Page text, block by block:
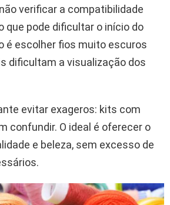
verificar a compatibilidade
que pode dificultar o início do
é escolher fios muito escuros
dificultam a visualização dos
evitar exageros: kits com
confundir. O ideal é oferecer o
e beleza, sem excesso de